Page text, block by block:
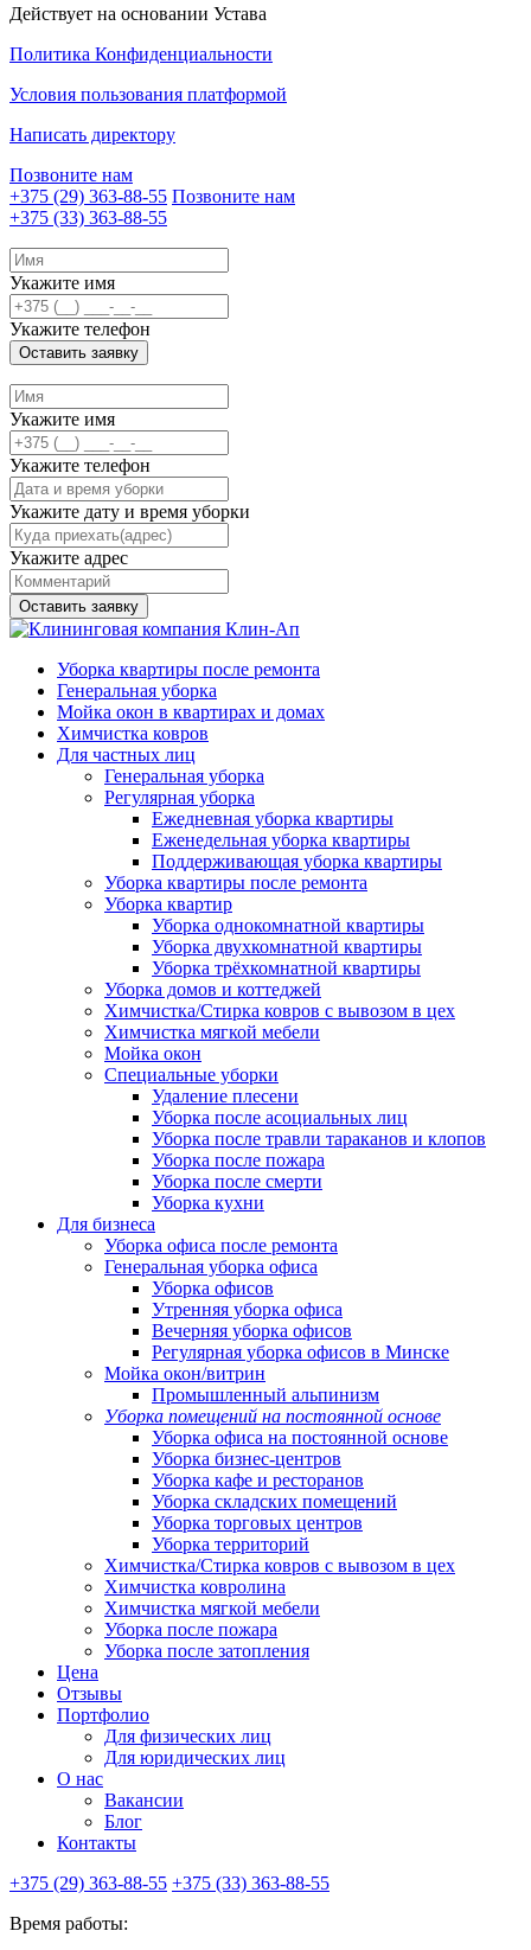
Действует на основании Устава
Политика Конфиденциальности
Условия пользования платформой
Написать директору
Позвоните нам
+375 (29) 363-88-55 Позвоните нам
+375 (33) 363-88-55
Укажите имя
Укажите телефон
Оставить заявку
Укажите имя
Укажите телефон
Укажите дату и время уборки
Укажите адрес
Оставить заявку
Уборка квартиры после ремонта
Генеральная уборка
Мойка окон в квартирах и домах
Химчистка ковров
Для частных лиц
Генеральная уборка
Регулярная уборка
Ежедневная уборка квартиры
Еженедельная уборка квартиры
Поддерживающая уборка квартиры
Уборка квартиры после ремонта
Уборка квартир
Уборка однокомнатной квартиры
Уборка двухкомнатной квартиры
Уборка трёхкомнатной квартиры
Уборка домов и коттеджей
Химчистка/Стирка ковров с вывозом в цех
Химчистка мягкой мебели
Мойка окон
Специальные уборки
Удаление плесени
Уборка после асоциальных лиц
Уборка после травли тараканов и клопов
Уборка после пожара
Уборка после смерти
Уборка кухни
Для бизнеса
Уборка офиса после ремонта
Генеральная уборка офиса
Уборка офисов
Утренняя уборка офиса
Вечерняя уборка офисов
Регулярная уборка офисов в Минске
Мойка окон/витрин
Промышленный альпинизм
Уборка помещений на постоянной основе
Уборка офиса на постоянной основе
Уборка бизнес-центров
Уборка кафе и ресторанов
Уборка складских помещений
Уборка торговых центров
Уборка территорий
Химчистка/Стирка ковров с вывозом в цех
Химчистка ковролина
Химчистка мягкой мебели
Уборка после пожара
Уборка после затопления
Цена
Отзывы
Портфолио
Для физических лиц
Для юридических лиц
О нас
Вакансии
Блог
Контакты
+375 (29) 363-88-55 +375 (33) 363-88-55
Время работы: